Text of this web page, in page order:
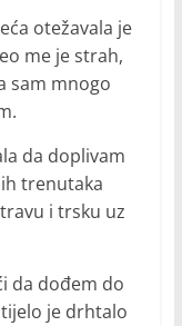
otežavala je
me je strah,
sam mnogo
da doplivam
trenutaka
i trsku uz
da dođem do
je drhtalo